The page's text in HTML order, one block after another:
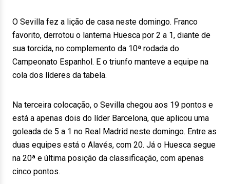
O Sevilla fez a lição de casa neste domingo. Franco
favorito, derrotou o lanterna Huesca por 2 a 1, diante de
sua torcida, no complemento da 10ª rodada do
Campeonato Espanhol. E o triunfo manteve a equipe na
cola dos líderes da tabela.
Na terceira colocação, o Sevilla chegou aos 19 pontos e
está a apenas dois do líder Barcelona, que aplicou uma
goleada de 5 a 1 no Real Madrid neste domingo. Entre as
duas equipes está o Alavés, com 20. Já o Huesca segue
na 20ª e última posição da classificação, com apenas
cinco pontos.